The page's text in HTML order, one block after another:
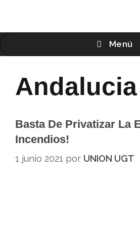
Menú
Andalucia
Basta De Privatizar La
Incendios!
1 junio 2021 por UNION UGT